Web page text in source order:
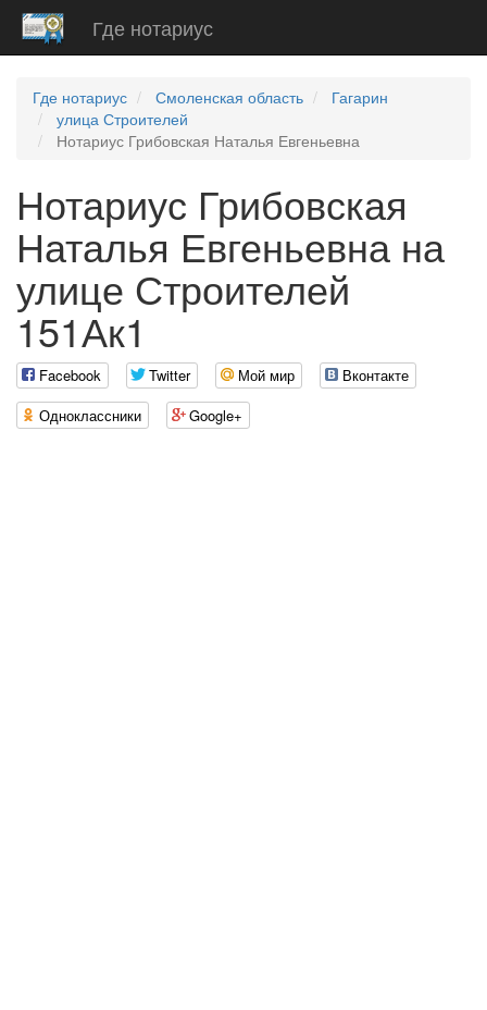
Где нотариус
Где нотариус Смоленская область
Гагарин
улица Строителей
Нотариус Грибовская Наталья Евгеньевна
Нотариус Грибовская
Наталья Евгеньевна на
улице Строителей
151Ак1
Facebook Twitter Мой мир
Вконтакте
Одноклассники
Google+